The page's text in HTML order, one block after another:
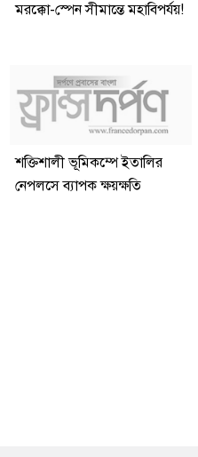
মরক্কো-স্পেন সীমান্তে মহাবিপর্যয়!
শক্তিশালী ভূমিকম্পে ইতালির
নেপলসে ব্যাপক ক্ষয়ক্ষতি